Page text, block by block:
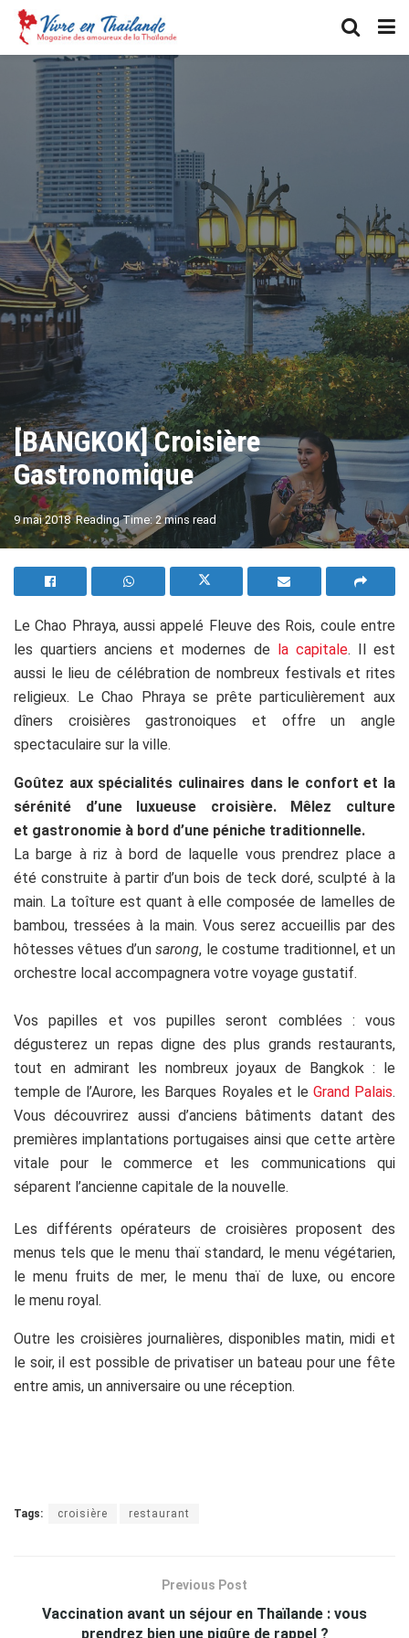
[BANGKOK] Croisière
Gastronomique
9 mai 2018 Reading Time: 2 mins read AA
Le Chao Phraya, aussi appelé Fleuve des Rois, coule entre
les quartiers anciens et modernes de la capitale. Il est
aussi le lieu de célébration de nombreux festivals et rites
religieux. Le Chao Phraya se prête particulièrement aux
dîners croisières gastronoiques et offre un angle
spectaculaire sur la ville.
Goûtez aux spécialités culinaires dans le confort et la
sérénité d’une luxueuse croisière.
Mêlez culture
et gastronomie à bord d’une péniche traditionnelle.
La barge à riz à bord de laquelle vous prendrez place a
été construite à partir d’un bois de teck doré, sculpté à la
main. La toîture est quant à elle composée de lamelles de
bambou, tressées à la main. Vous serez accueillis par des
hôtesses vêtues d’unsarong, le costume traditionnel, et un
orchestre local accompagnera votre voyage gustatif.
Vos papilles et vos pupilles seront comblées : vous
dégusterez un repas digne des plus grands restaurants,
tout en admirant les nombreux joyaux de Bangkok : le
temple de l’Aurore, les Barques Royales et le Grand Palais.
Vous découvrirez aussi d’anciens bâtiments datant des
premières implantations portugaises ainsi que cette artère
vitale pour le commerce et les communications qui
séparent l’ancienne capitale de la nouvelle.
Les différents opérateurs de croisières proposent des
menus tels que le menu thaï standard, le menu végétarien,
le menu fruits de mer, le menu thaï de luxe, ou encore
le menu royal.
Outre les croisières journalières, disponibles matin, midi et
le soir, il est possible de privatiser un bateau pour une fête
entre amis, un anniversaire ou une réception.
Tags: croisière restaurant
Previous Post
Vaccination avant un séjour en Thaïlande : vous
prendrez bien une piqûre de rappel ?